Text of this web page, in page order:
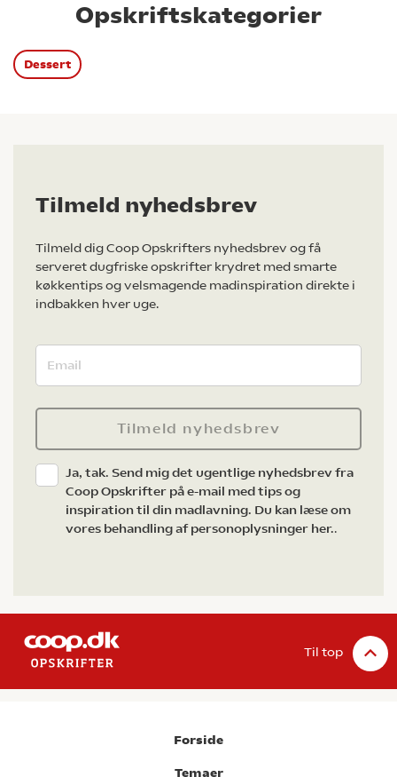
Opskriftskategorier
Dessert
Tilmeld nyhedsbrev
Tilmeld dig Coop Opskrifters nyhedsbrev og få
serveret dugfriske opskrifter krydret med smarte
køkkentips og velsmagende madinspiration direkte i
indbakken hver uge.
Tilmeld nyhedsbrev
Ja, tak. Send mig det ugentlige nyhedsbrev fra
Coop Opskrifter på e-mail med tips og
inspiration til din madlavning. Du kan læse om
vores behandling af personoplysninger her..
Til top
Forside
Temaer